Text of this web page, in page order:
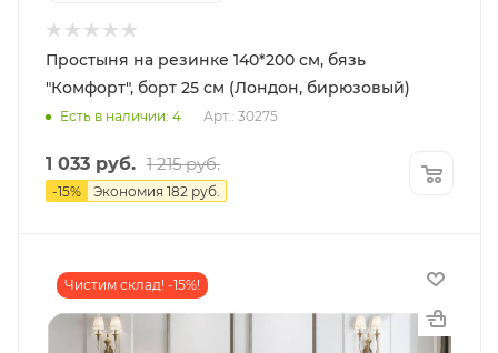
Простыня на резинке 140*200 см, бязь
"Комфорт", борт 25 см (Лондон, бирюзовый)
Есть в наличии: 4 Арт.: 30275
1 033 руб. 1 215руб.
-15% Экономия 182 руб.
Чистим склад! -15%!